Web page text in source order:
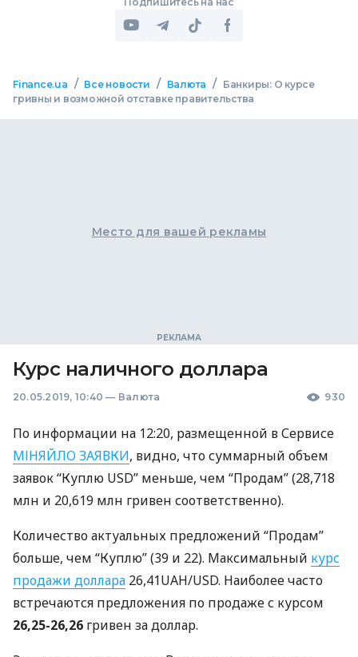
Finance.ua / Все новости / Валюта /
Банкиры: О курсе
гривны и возможной отставке правительства
Место для вашей рекламы
Курс наличного доллара
20.05.2019, 10:40 — Валюта 930
По информации на 12:20, размещенной в Сервисе
МІНЯЙЛОЗАЯВКИ, видно, что суммарный объем
заявок “Куплю USD” меньше, чем “Продам” (28,718
млн и 20,619 млн гривен соответственно).
Количество актуальных предложений “Продам”
больше, чем “Куплю” (39 и 22). Максимальный курс
продажи доллара 26,41UAH/USD. Наиболее часто
встречаются предложения по продаже с курсом
26,25-26,26 гривен за доллар.